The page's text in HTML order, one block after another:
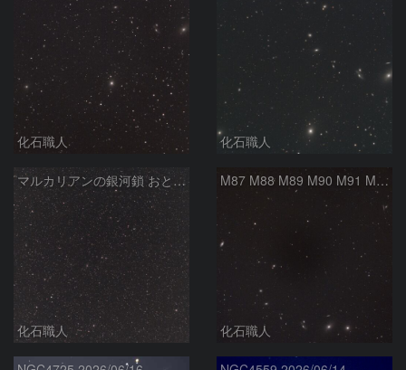
化石職人 化石職人
マルカリアンの銀河鎖 おとめ座・ かみのけ座の銀河
化石職人
M87 M88 M89 M90 M91 M100 マルカリアンの銀河鎖 おとめ座 かみのけ座
化石職人